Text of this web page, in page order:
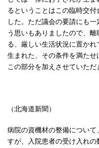
るということはこの臨時交
した。ただ議会の要請にも
う思いもありましたので、
る、厳しい生活状況に置か
生まれた、その条件を満た
この部分を加えさせていただ
（北海道新聞）
病院の資機材の整備につい
すが、入院患者の受け入れ